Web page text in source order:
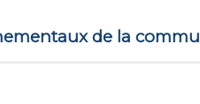
de la